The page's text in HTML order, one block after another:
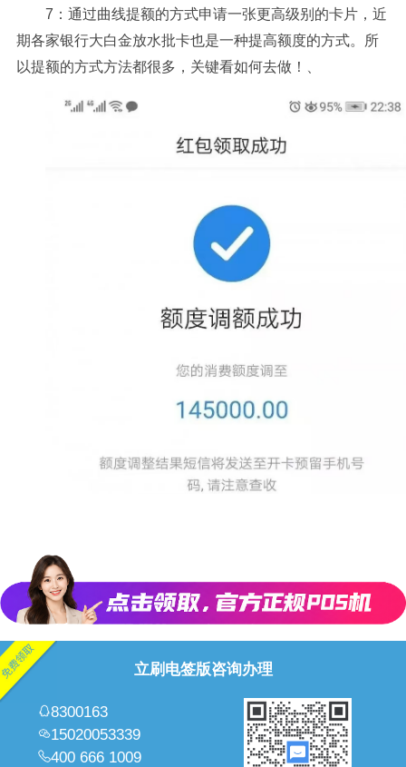
7：通过曲线提额的方式申请一张更高级别的卡片，近
期各家银行大白金放水批卡也是一种提高额度的方式。所
以提额的方式方法都很多，关键看如何去做！、
立刷电签版咨询办理
8300163
15020053339
400 666 1009